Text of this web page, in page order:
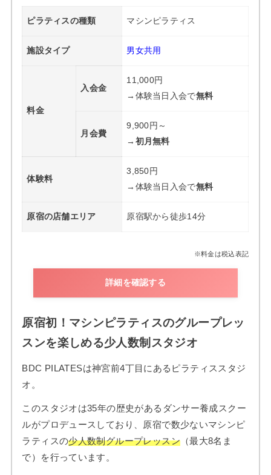
ピラティスの種類 マシンピラティス
施設タイプ 男女共用
料金
入会金
11,000円
→体験当日入会で無料
月会費
9,900円～
→ 初月無料
体験料
3,850円
→体験当日入会で無料
原宿の店舗エリア 原宿駅から徒歩14分
※料金は税込表記
詳細を確認する
原宿初！マシンピラティスのグループレッ
スンを楽しめる少人数制スタジオ
BDC PILATESは神宮前4丁目にあるピラティススタジ
オ。
このスタジオは35年の歴史があるダンサー養成スクー
ルがプロデュースしており、原宿で数少ないマシンピ
ラティスの少人数制グループレッスン（最大8名ま
で）を行っています。